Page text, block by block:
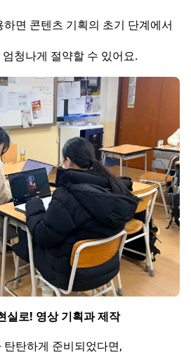
면 콘텐츠 기획의 초기 단계에서
청나게 절약할 수 있어요.
실로! 영상 기획과 제작
탄탄하게 준비되었다면,